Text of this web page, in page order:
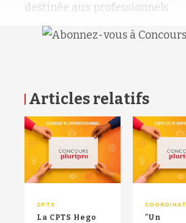
destinée aux professionnels
Articles relatifs
CPTS
La CPTS Hego
"Un